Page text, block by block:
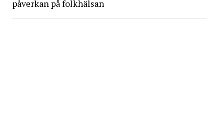
påverkan på folkhälsan